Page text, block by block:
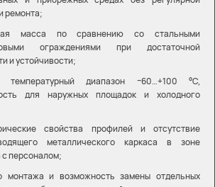
ремонта;
масса по сравнению со стальными
ограждениями при достаточной
и устойчивости;
температурный диапазон −60…+100 °C,
для наружных площадок и холодного
свойства профилей и отсутствие
металлического каркаса в зоне
с персоналом;
монтажа и возможность замены отдельных